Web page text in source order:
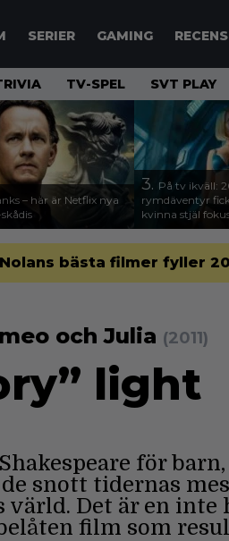
SERIER GAMING
TV-SPEL SVT PLAY
– här är Netflix nya
3. På tv ikväll:
rymdäventyr
kvinna stjäl
bästa filmer fyller
och Julia (2011)
light
för
snott tidernas
värld. Det är en
film som